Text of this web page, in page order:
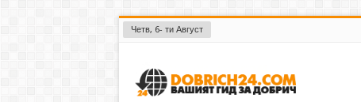
Четв, 6- ти Август